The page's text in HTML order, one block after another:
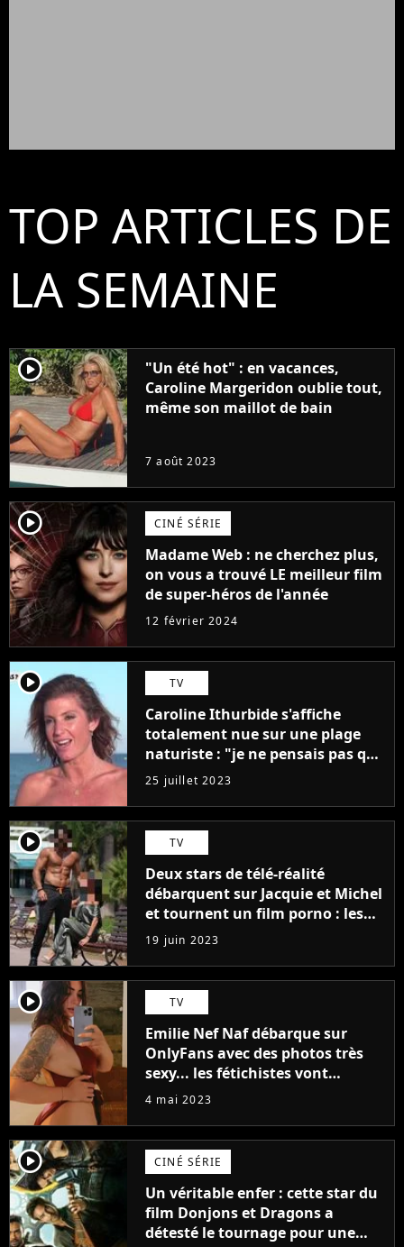
TOP ARTICLES DE
LA SEMAINE
player2
"Un été hot" : en vacances,
Caroline Margeridon oublie tout,
même son maillot de bain
7 août 2023
player2 CINÉ SÉRIE
Madame Web : ne cherchez plus,
on vous a trouvé LE meilleur film
de super-héros de l'année
12 février 2024
player2 TV
Caroline Ithurbide s'affiche
totalement nue sur une plage
naturiste : "je ne pensais pas que
j'arriverais à le faire..."
25 juillet 2023
player2 TV
Deux stars de télé-réalité
débarquent sur Jacquie et Michel
et tournent un film porno : les
premières images du tournage
(exclu)
19 juin 2023
player2 TV
Emilie Nef Naf débarque sur
OnlyFans avec des photos très
sexy... les fétichistes vont
prendre leur pied !
4 mai 2023
player2 CINÉ SÉRIE
Un véritable enfer : cette star du
film Donjons et Dragons a
détesté le tournage pour une